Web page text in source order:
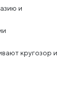
и
кругозор и